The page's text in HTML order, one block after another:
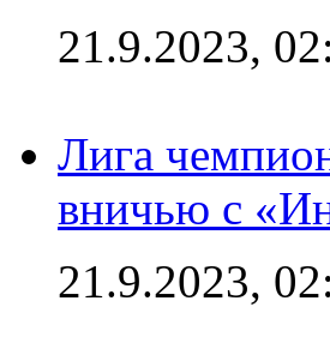
21.9.2023,
Лига
вничью с
21.9.2023,